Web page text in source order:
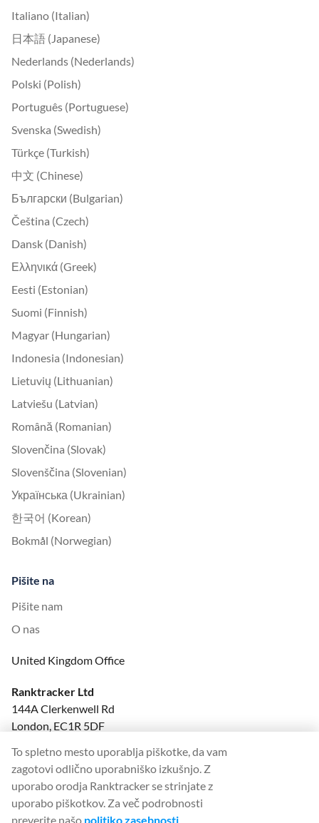
Italiano (Italian)
日本語 (Japanese)
Nederlands (Nederlands)
Polski (Polish)
Português (Portuguese)
Svenska (Swedish)
Türkçe (Turkish)
中文 (Chinese)
Български (Bulgarian)
Čeština (Czech)
Dansk (Danish)
Ελληνικά (Greek)
Eesti (Estonian)
Suomi (Finnish)
Magyar (Hungarian)
Indonesia (Indonesian)
Lietuvių (Lithuanian)
Latviešu (Latvian)
Română (Romanian)
Slovenčina (Slovak)
Slovenščina (Slovenian)
Українська (Ukrainian)
한국어 (Korean)
Bokmål (Norwegian)
Pišite na
Pišite nam
O nas
United Kingdom Office
Ranktracker Ltd
144A Clerkenwell Rd
London, EC1R 5DF
felix@ranktracker.com
To spletno mesto uporablja piškotke, da vam
zagotovi odlično uporabniško izkušnjo. Z
uporabo orodja Ranktracker se strinjate z
uporabo piškotkov. Za več podrobnosti
preverite našo politiko zasebnosti